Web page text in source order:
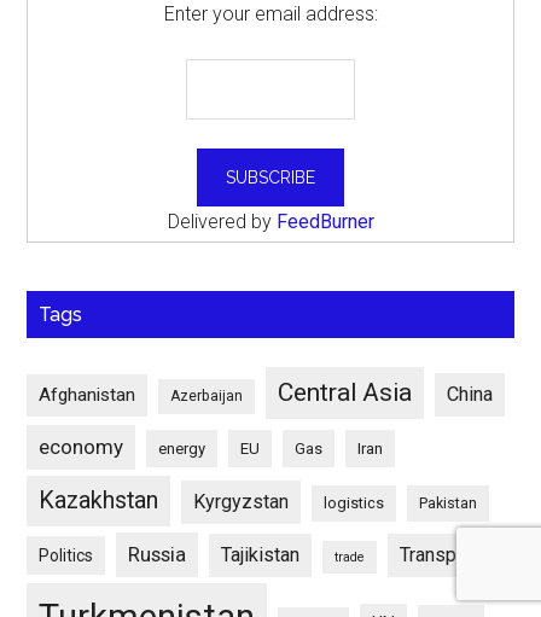
Enter your email address:
Delivered by FeedBurner
Tags
Afghanistan Azerbaijan Central Asia China
economy energy EU Gas Iran
Kazakhstan Kyrgyzstan logistics Pakistan
Politics Russia Tajikistan trade Transport